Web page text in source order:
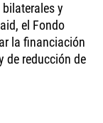
y
el Fondo
la financiación
de reducción de